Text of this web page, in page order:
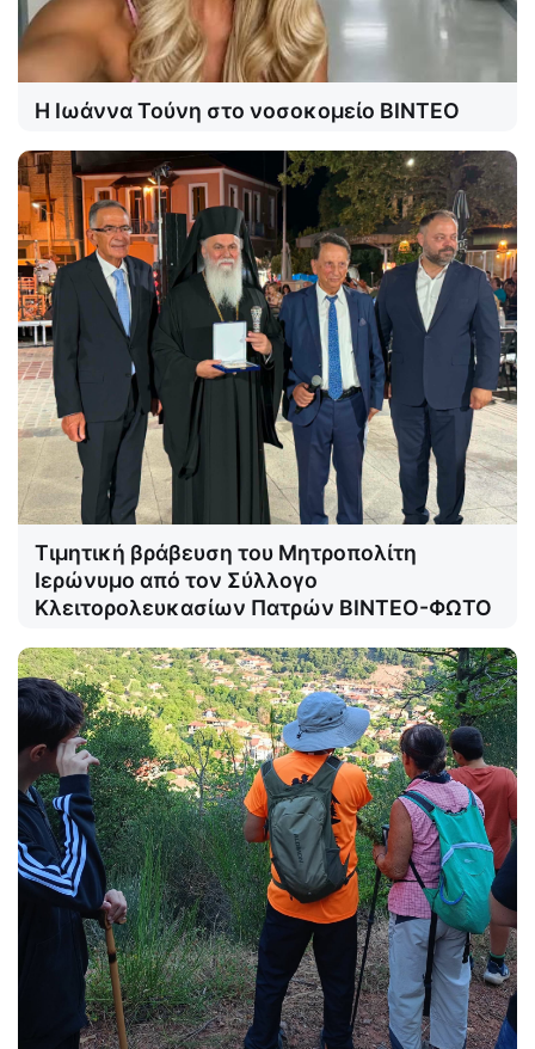
Η Ιωάννα Τούνη στο νοσοκομείο ΒΙΝΤΕΟ
Τιμητική βράβευση του Μητροπολίτη
Ιερώνυμο από τον Σύλλογο
Κλειτορολευκασίων Πατρών ΒΙΝΤΕΟ-ΦΩΤΟ